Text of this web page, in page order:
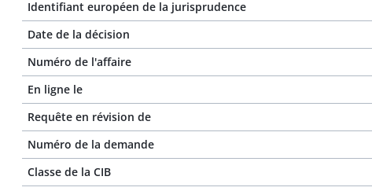
Identifiant européen de la jurisprudence
Date de la décision
Numéro de l'affaire
En ligne le
Requête en révision de
Numéro de la demande
Classe de la CIB